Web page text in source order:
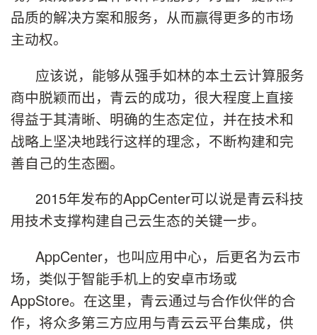
品质的解决方案和服务，从而赢得更多的市场
主动权。
应该说，能够从强手如林的本土云计算服务
商中脱颖而出，青云的成功，很大程度上直接
得益于其清晰、明确的生态定位，并在技术和
战略上坚决地践行这样的理念，不断构建和完
善自己的生态圈。
2015年发布的AppCenter可以说是青云科技
用技术支撑构建自己云生态的关键一步。
AppCenter，也叫应用中心，后更名为云市
场，类似于智能手机上的安卓市场或
AppStore。在这里，青云通过与合作伙伴的合
作，将众多第三方应用与青云云平台集成，供